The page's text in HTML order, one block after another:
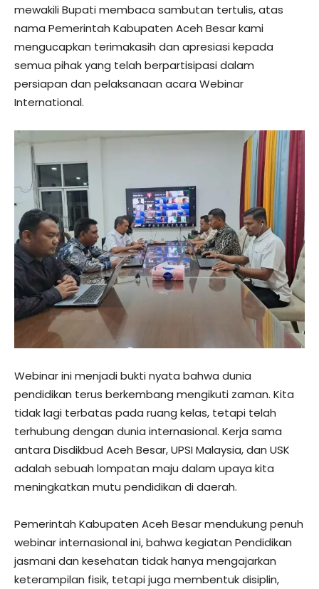
mewakili Bupati membaca sambutan tertulis, atas
nama Pemerintah Kabupaten Aceh Besar kami
mengucapkan terimakasih dan apresiasi kepada
semua pihak yang telah berpartisipasi dalam
persiapan dan pelaksanaan acara Webinar
International.
Webinar ini menjadi bukti nyata bahwa dunia
pendidikan terus berkembang mengikuti zaman. Kita
tidak lagi terbatas pada ruang kelas, tetapi telah
terhubung dengan dunia internasional. Kerja sama
antara Disdikbud Aceh Besar, UPSI Malaysia, dan USK
adalah sebuah lompatan maju dalam upaya kita
meningkatkan mutu pendidikan di daerah.
Pemerintah Kabupaten Aceh Besar mendukung penuh
webinar internasional ini, bahwa kegiatan Pendidikan
jasmani dan kesehatan tidak hanya mengajarkan
keterampilan fisik, tetapi juga membentuk disiplin,